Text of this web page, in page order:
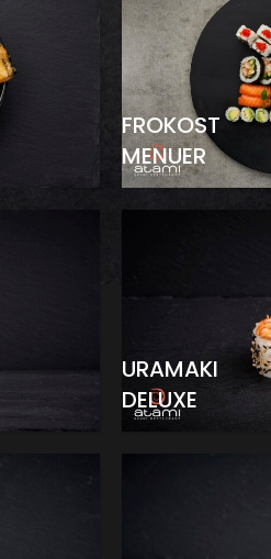
FROKOST
MENUER
URAMAKI
DELUXE